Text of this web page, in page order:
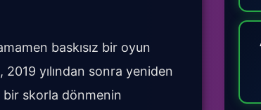
baskısız bir oyun
2019 yılından sonra yeniden
bir skorla dönmenin